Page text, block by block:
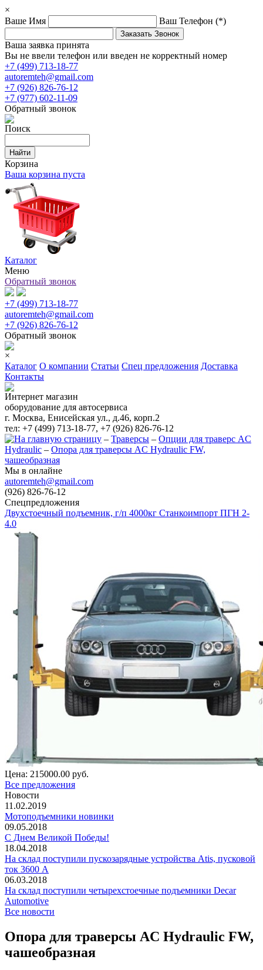
×
Ваше Имя
Ваш Телефон (*)
Ваша заявка принята
Вы не ввели телефон или введен не корректный номер
+7 (499) 713-18-77
autoremteh@gmail.com
+7 (926) 826-76-12
+7 (977) 602-11-09
Обратный звонок
Поиск
Корзина
Ваша корзина пуста
Каталог
Меню
Обратный звонок
+7 (499) 713-18-77
autoremteh@gmail.com
+7 (926) 826-76-12
Обратный звонок
×
Каталог О компании Статьи Спец предложения Доставка
Контакты
Интернет магазин
оборудование для автосервиса
г. Москва, Енисейская ул., д.46, корп.2
тел: +7 (499) 713-18-77, +7 (926) 826-76-12
– Траверсы – Опции для траверс AC
Hydraulic – Опора для траверсы AC Hydraulic FW,
чашеобразная
Мы в онлайне
autoremteh@gmail.com
(926) 826-76-12
Спецпредложения
Двухстоечный подъемник, г/п 4000кг Станкоимпорт ПГН 2-
4.0
Цена: 215000.00 руб.
Все предложения
Новости
11.02.2019
Мотоподъемники новинки
09.05.2018
С Днем Великой Победы!
18.04.2018
На склад поступили пускозарядные устройства Atis, пусковой
ток 3600 А
06.03.2018
На склад поступили четырехстоечные подъемники Decar
Automotive
Все новости
Опора для траверсы AC Hydraulic FW,
чашеобразная